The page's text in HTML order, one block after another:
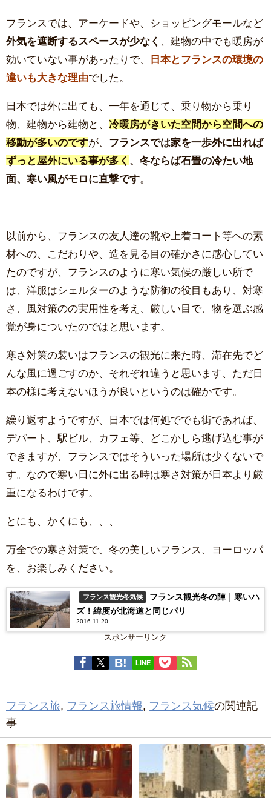
フランスでは、アーケードや、ショッピングモールなど
外気を遮断するスペースが少なく
、建物の中でも暖房が
効いていない事があったりで、
日本とフランスの環境の
違いも大きな理由でした。
日本では外に出ても、一年を通じて、乗り物から乗り
物、建物から建物と、 冷暖房がきいた空間から空間への
移動が多いのですが、 フランスでは家を一歩外に出れば
ずっと屋外にいる事が多く
、冬ならば石畳の冷たい地
面、寒い風がモロに直撃です
以前から、フランスの友人達の靴や上着コート等への素
材への、こだわりや、造を見る目の確かさに感心してい
たのですが、フランスのように寒い気候の厳しい所で
は、洋服はシェルターのような防御の役目もあり、対寒
さ、風対策のの実用性を考え、厳しい目で、物を選ぶ感
覚が身についたのではと思います。
寒さ対策の装いはフランスの観光に来た時、滞在先でど
んな風に過ごすのか、それぞれ違うと思います、ただ日
本の様に考えないほうが良いというのは確かです。
繰り返すようですが、日本では何処ででも街であれば、
デパート、駅ビル、カフェ等、どこかしら逃げ込む事が
できますが、フランスではそういった場所は少くないで
す。なので寒い日に外に出る時は寒さ対策が日本より厳
重になるわけです。
とにも、かくにも、、、
万全での寒さ対策で、冬の美しいフランス、ヨーロッパ
を、お楽しみください。
フランス観光冬気候
フランス観光冬の陣｜寒いハ
ズ！緯度が北海道と同じパリ
2016.11.20
スポンサーリンク
LINE
フランス旅, フランス旅情報, フランス気候の関連記
事